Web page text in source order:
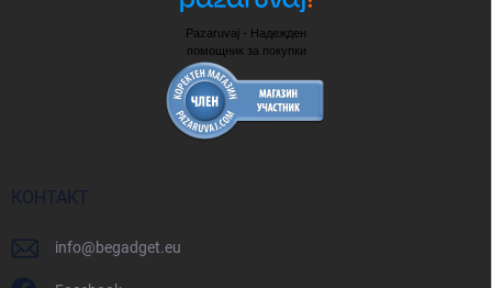
Pazaruvaj - Надежден
помощник за покупки
КОНТАКТ
info@begadget.eu